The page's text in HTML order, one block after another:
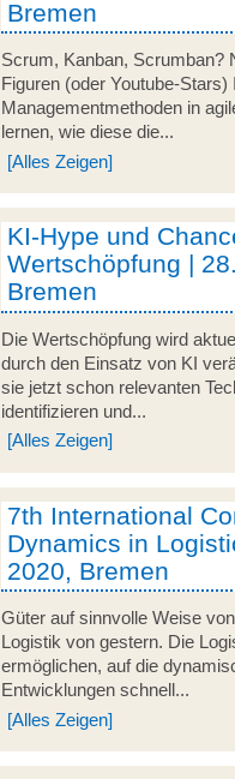
Bremen
Scrum, Kanban, Scrumban?
Figuren (oder Youtube-
Managementmethoden in
lernen, wie diese die...
[Alles Zeigen]
KI-Hype und
Wertschöpfung |
Bremen
Die Wertschöpfung wird
durch den Einsatz von KI
sie jetzt schon relevanten
identifizieren und...
[Alles Zeigen]
7th International
Dynamics in
2020, Bremen
Güter auf sinnvolle Weise
Logistik von gestern. Die
ermöglichen, auf die
Entwicklungen schnell...
[Alles Zeigen]